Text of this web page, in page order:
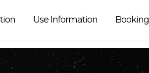
is
Use Information Booking